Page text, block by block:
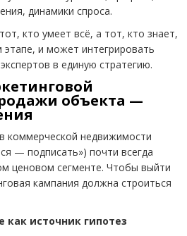
динамики спроса.
кто умеет всё, а тот, кто знает,
и может интегрировать
в единую стратегию.
объекта —
коммерческой недвижимости
— подписать») почти всегда
ценовом сегменте. Чтобы выйти
кампания должна строиться
как источник гипотез